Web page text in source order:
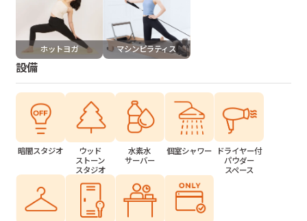
ホットヨガ マシンピラティス
設備
暗闇スタジオ
ウッド
ストーン
スタジオ
水素水
サーバー
個室シャワー
ドライヤー付
パウダー
スペース